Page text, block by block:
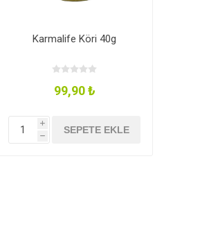
Karmalife Köri 40g
99,90 ₺
i
h
SEPETE EKLE